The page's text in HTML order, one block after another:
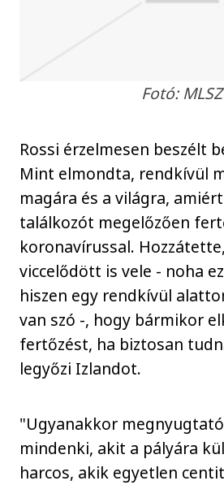
Fotó: MLSZ
Rossi érzelmesen beszélt
Mint elmondta, rendkívül
magára és a világra,
találkozót megelőzően
koronavírussal.
viccelődött is vele - noha
hiszen egy rendkívül
van szó -, hogy bármikor
fertőzést, ha biztosan
legyőzi Izlandot.
"Ugyanakkor
mindenki, akit a pályára
harcos, akik egyetlen